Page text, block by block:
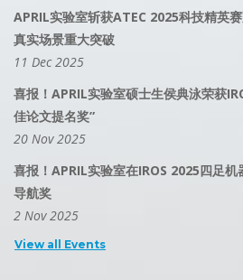
APRIL实验室斩获ATEC 2025科技精英
真实场景重大突破
11 Dec 2025
喜报！APRIL实验室硕士生侯典泳荣获
佳论文提名奖”
20 Nov 2025
喜报！APRIL实验室在IROS 2025四足
导航奖
2 Nov 2025
View all Events